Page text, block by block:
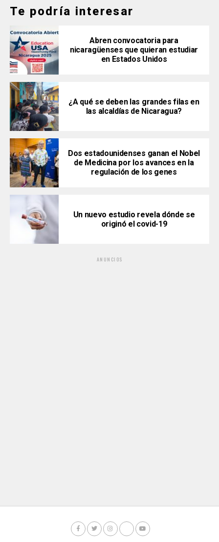
Te podría interesar
Abren convocatoria para
nicaragüenses que quieran estudiar
en Estados Unidos
¿A qué se deben las grandes filas en
las alcaldías de Nicaragua?
Dos estadounidenses ganan el Nobel
de Medicina por los avances en la
regulación de los genes
Un nuevo estudio revela dónde se
originó el covid-19
ANUNCIOS